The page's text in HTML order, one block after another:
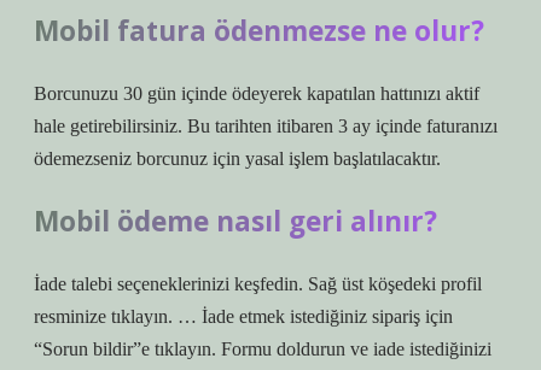
Mobil fatura ödenmezse ne olur?
Borcunuzu 30 gün içinde ödeyerek kapatılan hattınızı aktif
hale getirebilirsiniz. Bu tarihten itibaren 3 ay içinde faturanızı
ödemezseniz borcunuz için yasal işlem başlatılacaktır.
Mobil ödeme nasıl geri alınır?
İade talebi seçeneklerinizi keşfedin. Sağ üst köşedeki profil
resminize tıklayın. … İade etmek istediğiniz sipariş için
“Sorun bildir”e tıklayın. Formu doldurun ve iade istediğinizi